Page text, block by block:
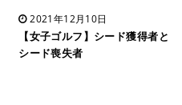
2021年12月10日
【女子ゴルフ】シード獲得者と
シード喪失者